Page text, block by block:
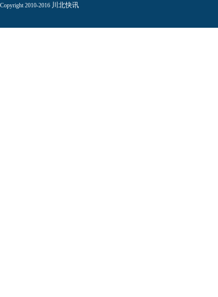
Copyright 2010-2016 川北快讯